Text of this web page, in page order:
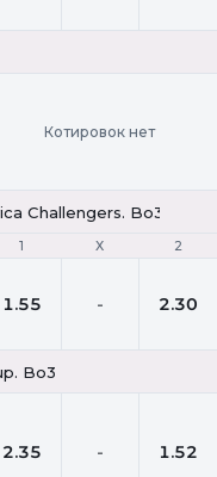
Котировок нет
Challengers. Bo3
1 Х 2
1 Х 2
1.55 - 2.30
Bo3
2.35 - 1.52